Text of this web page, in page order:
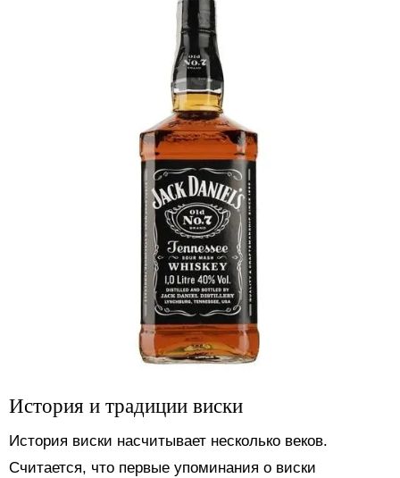
История и традиции виски
История виски насчитывает несколько веков.
Считается, что первые упоминания о виски